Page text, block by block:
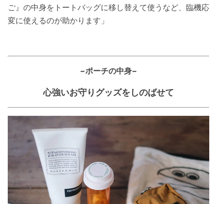
ご』の中身をトートバッグに移し替えて使うなど、臨機応
変に使えるのが助かります」
−ポーチの中身−
心強いお守りグッズをしのばせて